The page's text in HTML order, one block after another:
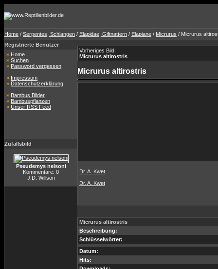
Home / Serpentes, Schlangen / Elapidae, Giftnattern / Elapiane / Micrurus / Micrurus
Registrierte Benutzer
» Home
» Suchen
» Password vergessen
» Impressum
» Datenschutzerklärung
» Bambus Bilder
» Bambuspflanzen
» Unser RSS Feed
Zufallsbild
Pseudemys nelsoni
Kommentare: 0
J.D. Willson
Vorheriges Bild:
Micrurus altirostris
Micrurus altirostris
Dr. A. Kwet
Dr. A. Kwet
Micrurus altirostris
Beschreibung:
Schlüsselwörter:
Datum:
Hits: